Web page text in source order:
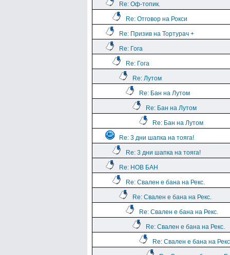
Re: Оф-топик.
Re: Отговор на Рокси
Re: Призив на Тортурач +
Re: Гога
Re: Гога
Re: Лутом
Re: Бан на Лутом
Re: Бан на Лутом
Re: Бан на Лутом
Re: 3 дни шапка на тояга!
Re: 3 дни шапка на тояга!
Re: НОВ БАН
Re: Свален е бана на Рекс.
Re: Свален е бана на Рекс.
Re: Свален е бана на Рекс.
Re: Свален е бана на Рекс.
Re: Свален е бана на